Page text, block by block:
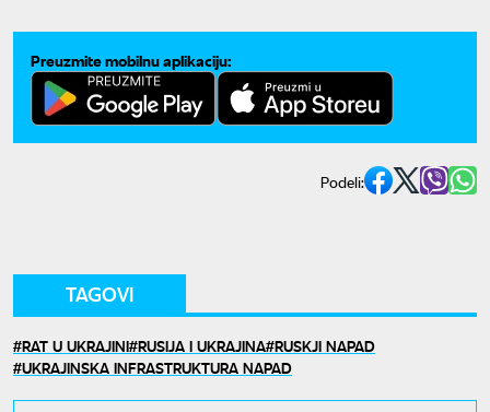
Preuzmite mobilnu aplikaciju:
Podeli:
TAGOVI
RAT U UKRAJINI RUSIJA I UKRAJINA RUSKJI NAPAD
UKRAJINSKA INFRASTRUKTURA NAPAD